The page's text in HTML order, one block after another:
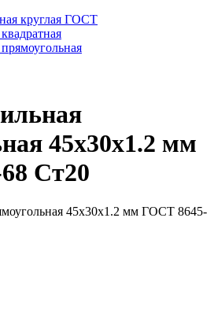
круглая ГОСТ
45x30x1.2 мм
Ст20